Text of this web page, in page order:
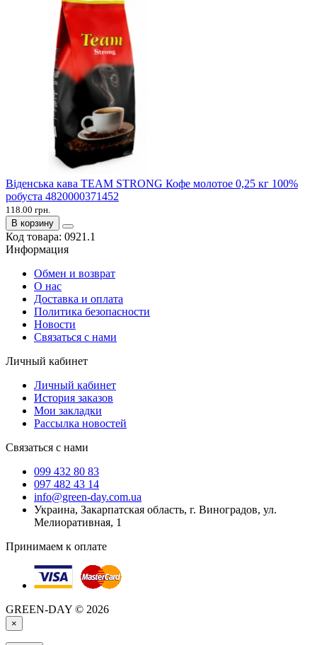
Віденська кава TEAM STRONG Кофе молотое 0,25 кг 100%
робуста 4820000371452
118.00 грн.
В корзину
Код товара: 0921.1
Информация
Обмен и возврат
О нас
Доставка и оплата
Политика безопасности
Новости
Связаться с нами
Личный кабинет
Личный кабинет
История заказов
Мои закладки
Рассылка новостей
Связаться с нами
099 432 80 83
097 482 43 14
info@green-day.com.ua
Украина, Закарпатская область, г. Виноградов, ул.
Мелиоративная, 1
Принимаем к оплате
GREEN-DAY © 2026
×